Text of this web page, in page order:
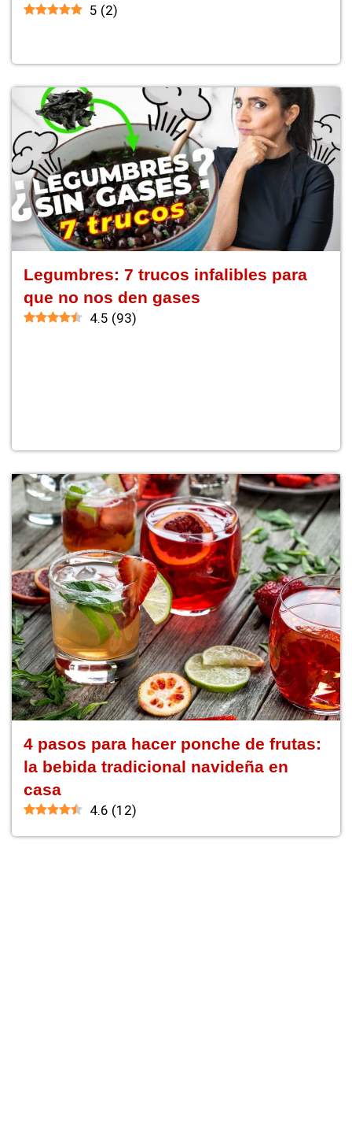
5 (2)
Legumbres: 7 trucos infalibles para
que no nos den gases
4.5 (93)
4 pasos para hacer ponche de frutas:
la bebida tradicional navideña en
casa
4.6 (12)